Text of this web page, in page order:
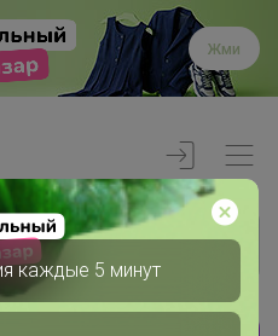
Жми
каждые 5 минут